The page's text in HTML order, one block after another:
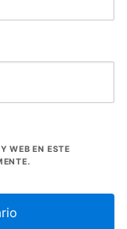
WEB EN ESTE